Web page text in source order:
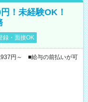
！未経験OK！
録・面接OK
円～ ■給与の前払いが可